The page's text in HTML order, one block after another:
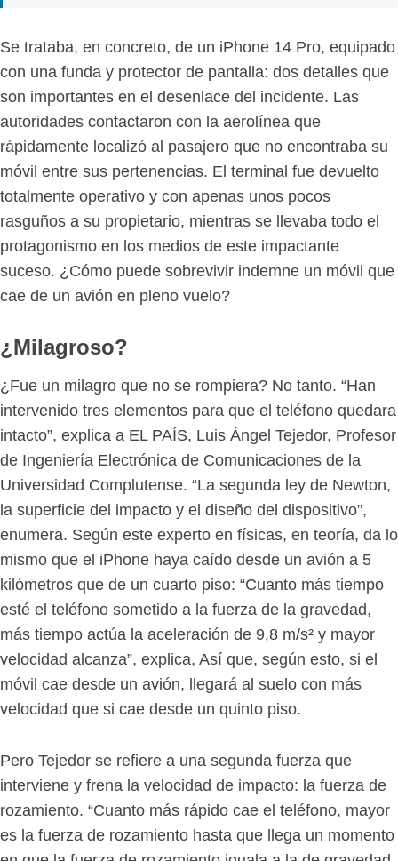
Se trataba, en concreto, de un iPhone 14 Pro, equipado
con una funda y protector de pantalla: dos detalles que
son importantes en el desenlace del incidente. Las
autoridades contactaron con la aerolínea que
rápidamente localizó al pasajero que no encontraba su
móvil entre sus pertenencias. El terminal fue devuelto
totalmente operativo y con apenas unos pocos
rasguños a su propietario, mientras se llevaba todo el
protagonismo en los medios de este impactante
suceso. ¿Cómo puede sobrevivir indemne un móvil que
cae de un avión en pleno vuelo?
¿Milagroso?
¿Fue un milagro que no se rompiera? No tanto. “Han
intervenido tres elementos para que el teléfono quedara
intacto”, explica a EL PAÍS, Luis Ángel Tejedor, Profesor
de Ingeniería Electrónica de Comunicaciones de la
Universidad Complutense. “La segunda ley de Newton,
la superficie del impacto y el diseño del dispositivo”,
enumera. Según este experto en físicas, en teoría, da lo
mismo que el iPhone haya caído desde un avión a 5
kilómetros que de un cuarto piso: “Cuanto más tiempo
esté el teléfono sometido a la fuerza de la gravedad,
más tiempo actúa la aceleración de 9,8 m/s² y mayor
velocidad alcanza”, explica, Así que, según esto, si el
móvil cae desde un avión, llegará al suelo con más
velocidad que si cae desde un quinto piso.
Pero Tejedor se refiere a una segunda fuerza que
interviene y frena la velocidad de impacto: la fuerza de
rozamiento. “Cuanto más rápido cae el teléfono, mayor
es la fuerza de rozamiento hasta que llega un momento